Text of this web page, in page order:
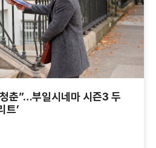
춘”…부일시네마 시즌3 두
트’